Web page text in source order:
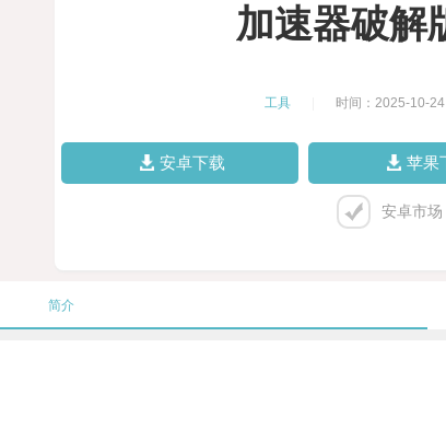
加速器破解
工具 时间：2025-10-24
安卓下载 苹果
安卓市场
简介